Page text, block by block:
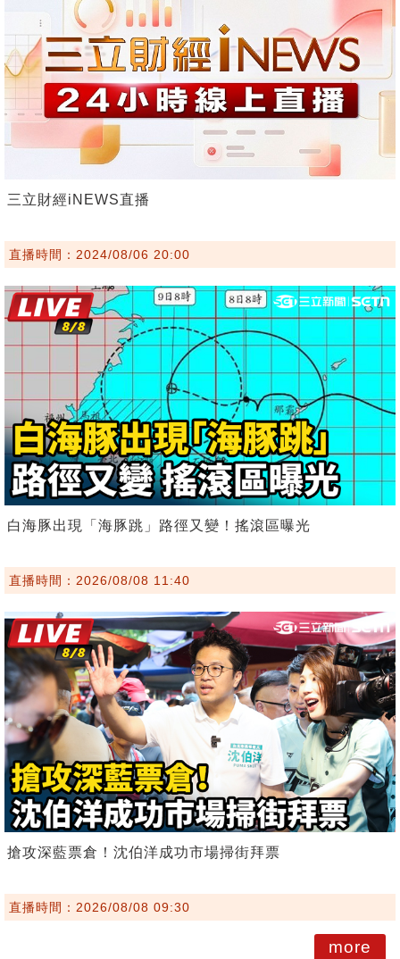
三立財經iNEWS直播
直播時間：2024/08/06 20:00
白海豚出現「海豚跳」路徑又變！搖滾區曝光
直播時間：2026/08/08 11:40
搶攻深藍票倉！沈伯洋成功市場掃街拜票
直播時間：2026/08/08 09:30
more